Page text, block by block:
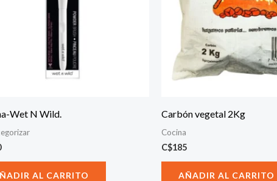
Wet N Wild.
AL CARRITO
Carbón vegetal 2Kg
Cocina
C$185
AÑADIR AL CARRITO